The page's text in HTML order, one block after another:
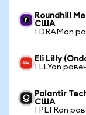
Roundhill
США
1 DRAMon
Eli Lilly
1 LLYon
Palantir
США
1 PLTRon